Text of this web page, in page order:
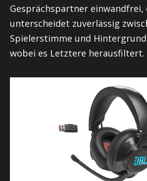
Gesprächspartner einwandfrei,
unterscheidet zuverlässig
Spielerstimme und
wobei es Letztere herausfiltert.